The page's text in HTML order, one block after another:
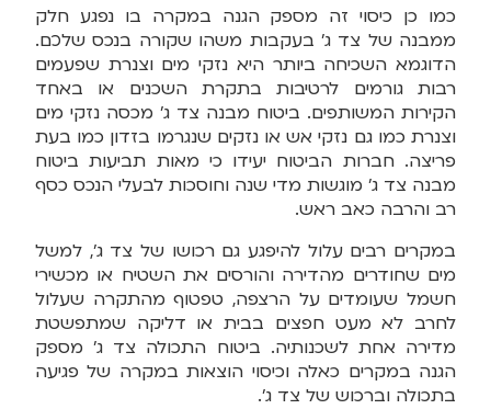
כמו כן כיסוי זה מספק הגנה במקרה בו נפגע חלק
ממבנה של צד ג' בעקבות משהו שקורה בנכס שלכם.
הדוגמא השכיחה ביותר היא נזקי מים וצנרת שפעמים
רבות גורמים לרטיבות בתקרת השכנים או באחד
הקירות המשותפים. ביטוח מבנה צד ג' מכסה נזקי מים
וצנרת כמו גם נזקי אש או נזקים שנגרמו בזדון כמו בעת
פריצה. חברות הביטוח יעידו כי מאות תביעות ביטוח
מבנה צד ג' מוגשות מדי שנה וחוסכות לבעלי הנכס כסף
רב והרבה כאב ראש.
במקרים רבים עלול להיפגע גם רכושו של צד ג', למשל
מים שחודרים מהדירה והורסים את השטיח או מכשירי
חשמל שעומדים על הרצפה, טפטוף מהתקרה שעלול
לחרב לא מעט חפצים בבית או דליקה שמתפשטת
מדירה אחת לשכנותיה. ביטוח התכולה צד ג' מספק
הגנה במקרים כאלה וכיסוי הוצאות במקרה של פגיעה
בתכולה וברכוש של צד ג'.